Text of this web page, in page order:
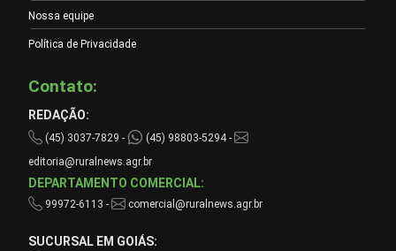
Nossa equipe
Política de Privacidade
Contato:
REDAÇÃO:
(45) 3037-7829 -
(45) 98803-5294 -
editoria@ruralnews.agr.br
DEPARTAMENTO COMERCIAL:
99972-6113 - comercial@ruralnews.agr.br
SUCURSAL EM GOIÁS: